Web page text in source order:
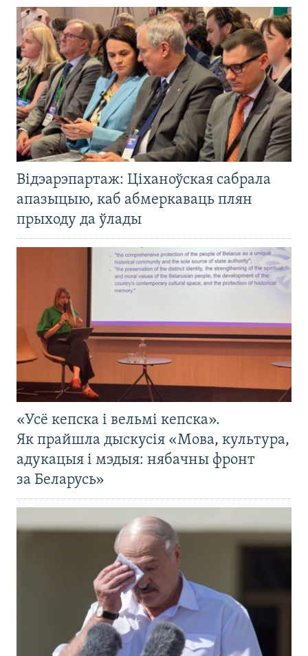
Відэарэпартаж: Ціханоўская сабрала
апазыцыю, каб абмеркаваць плян
прыходу да ўлады
«Усё кепска і вельмі кепска».
Як прайшла дыскусія «Мова, культура,
адукацыя і мэдыя: нябачны фронт
за Беларусь»